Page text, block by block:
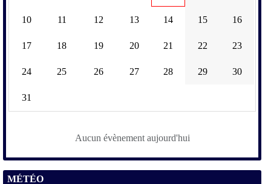
10 11 12 13 14 15 16
17 18 19 20 21 22 23
24 25 26 27 28 29 30
31
Aucun évènement aujourd'hui
MÉTÉO